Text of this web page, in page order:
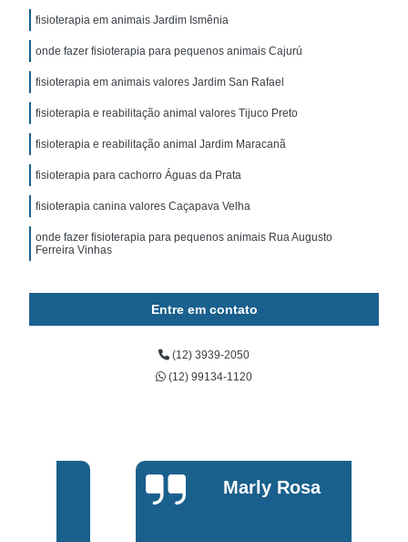
fisioterapia em animais Jardim Ismênia
onde fazer fisioterapia para pequenos animais Cajurú
fisioterapia em animais valores Jardim San Rafael
fisioterapia e reabilitação animal valores Tijuco Preto
fisioterapia e reabilitação animal Jardim Maracanã
fisioterapia para cachorro Águas da Prata
fisioterapia canina valores Caçapava Velha
onde fazer fisioterapia para pequenos animais Rua Augusto
Ferreira Vinhas
Entre em contato
(12) 3939-2050
(12) 99134-1120
Marly Rosa